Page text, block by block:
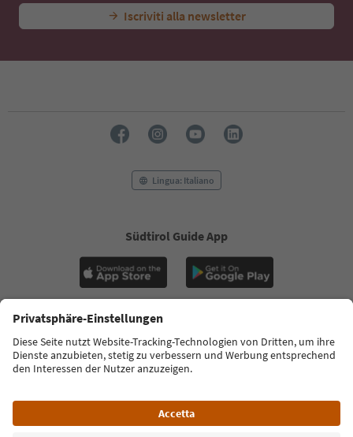
Iscriviti alla newsletter
Lingua: Italiano
Südtirol Guide App
FAQ Contatti Press MICE
Privacy Policy
Termini e condizioni
Crediti
Cookie Policy
Alto Adige B2B